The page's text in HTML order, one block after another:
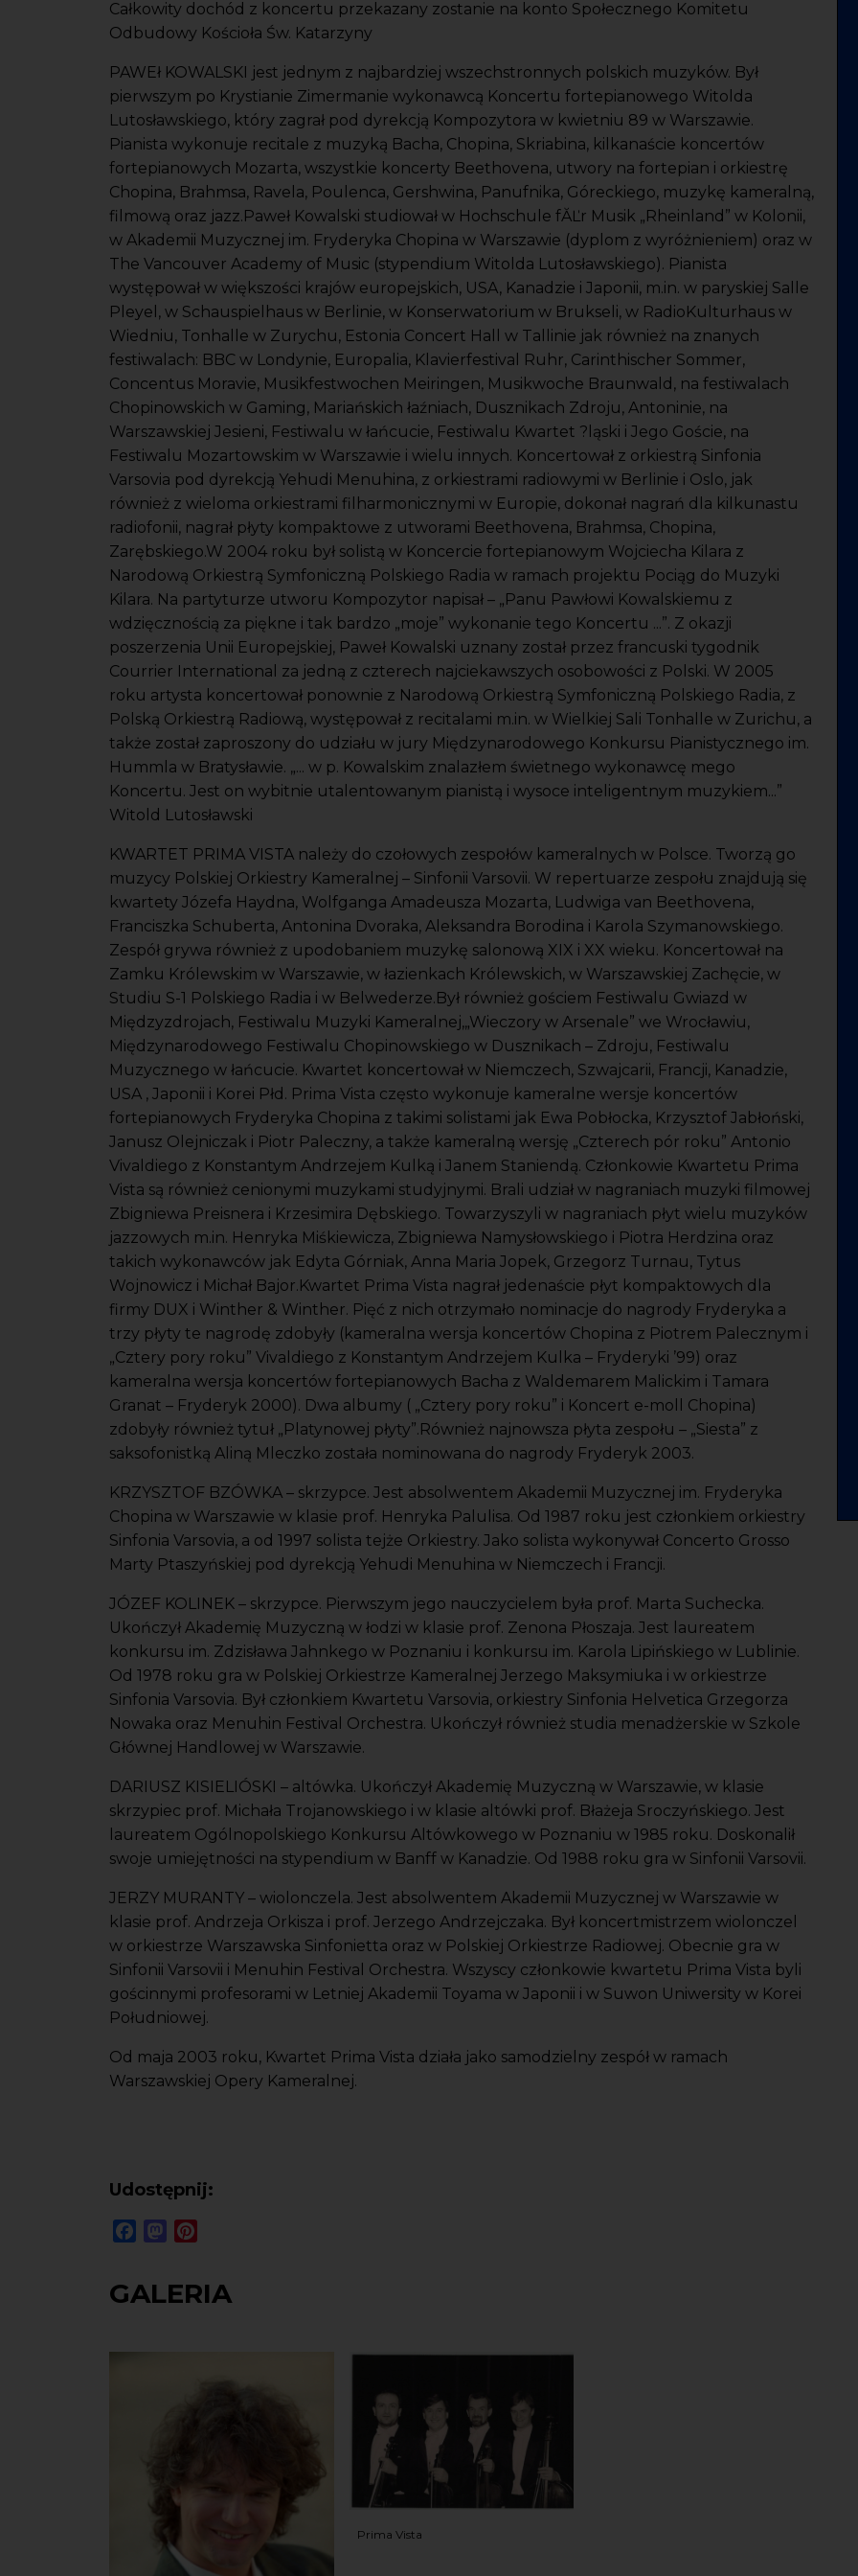
Całkowity dochód z koncertu przekazany zostanie na konto Społecznego Komitetu
Odbudowy Kościoła Św. Katarzyny
PAWEł KOWALSKI jest jednym z najbardziej wszechstronnych polskich muzyków. Był
pierwszym po Krystianie Zimermanie wykonawcą Koncertu fortepianowego Witolda
Lutosławskiego, który zagrał pod dyrekcją Kompozytora w kwietniu 89 w Warszawie.
Pianista wykonuje recitale z muzyką Bacha, Chopina, Skriabina, kilkanaście koncertów
fortepianowych Mozarta, wszystkie koncerty Beethovena, utwory na fortepian i orkiestrę
Chopina, Brahmsa, Ravela, Poulenca, Gershwina, Panufnika, Góreckiego, muzykę kameralną,
filmową oraz jazz.Paweł Kowalski studiował w Hochschule fĂĽr Musik „Rheinland” w Kolonii,
w Akademii Muzycznej im. Fryderyka Chopina w Warszawie (dyplom z wyróżnieniem) oraz w
The Vancouver Academy of Music (stypendium Witolda Lutosławskiego). Pianista
występował w większości krajów europejskich, USA, Kanadzie i Japonii, m.in. w paryskiej Salle
Pleyel, w Schauspielhaus w Berlinie, w Konserwatorium w Brukseli, w RadioKulturhaus w
Wiedniu, Tonhalle w Zurychu, Estonia Concert Hall w Tallinie jak również na znanych
festiwalach: BBC w Londynie, Europalia, Klavierfestival Ruhr, Carinthischer Sommer,
Concentus Moravie, Musikfestwochen Meiringen, Musikwoche Braunwald, na festiwalach
Chopinowskich w Gaming, Mariańskich łaźniach, Dusznikach Zdroju, Antoninie, na
Warszawskiej Jesieni, Festiwalu w łańcucie, Festiwalu Kwartet ?ląski i Jego Goście, na
Festiwalu Mozartowskim w Warszawie i wielu innych. Koncertował z orkiestrą Sinfonia
Varsovia pod dyrekcją Yehudi Menuhina, z orkiestrami radiowymi w Berlinie i Oslo, jak
również z wieloma orkiestrami filharmonicznymi w Europie, dokonał nagrań dla kilkunastu
radiofonii, nagrał płyty kompaktowe z utworami Beethovena, Brahmsa, Chopina,
Zarębskiego.W 2004 roku był solistą w Koncercie fortepianowym Wojciecha Kilara z
Narodową Orkiestrą Symfoniczną Polskiego Radia w ramach projektu Pociąg do Muzyki
Kilara. Na partyturze utworu Kompozytor napisał – „Panu Pawłowi Kowalskiemu z
wdzięcznością za piękne i tak bardzo „moje” wykonanie tego Koncertu ...”. Z okazji
poszerzenia Unii Europejskiej, Paweł Kowalski uznany został przez francuski tygodnik
Courrier International za jedną z czterech najciekawszych osobowości z Polski. W 2005
roku artysta koncertował ponownie z Narodową Orkiestrą Symfoniczną Polskiego Radia, z
Polską Orkiestrą Radiową, występował z recitalami m.in. w Wielkiej Sali Tonhalle w Zurichu, a
także został zaproszony do udziału w jury Międzynarodowego Konkursu Pianistycznego im.
Hummla w Bratysławie. „... w p. Kowalskim znalazłem świetnego wykonawcę mego
Koncertu. Jest on wybitnie utalentowanym pianistą i wysoce inteligentnym muzykiem...”
Witold Lutosławski
KWARTET PRIMA VISTA należy do czołowych zespołów kameralnych w Polsce. Tworzą go
muzycy Polskiej Orkiestry Kameralnej – Sinfonii Varsovii. W repertuarze zespołu znajdują się
kwartety Józefa Haydna, Wolfganga Amadeusza Mozarta, Ludwiga van Beethovena,
Franciszka Schuberta, Antonina Dvoraka, Aleksandra Borodina i Karola Szymanowskiego.
Zespół grywa również z upodobaniem muzykę salonową XIX i XX wieku. Koncertował na
Zamku Królewskim w Warszawie, w łazienkach Królewskich, w Warszawskiej Zachęcie, w
Studiu S-1 Polskiego Radia i w Belwederze.Był również gościem Festiwalu Gwiazd w
Międzyzdrojach, Festiwalu Muzyki Kameralnej,„Wieczory w Arsenale” we Wrocławiu,
Międzynarodowego Festiwalu Chopinowskiego w Dusznikach – Zdroju, Festiwalu
Muzycznego w łańcucie. Kwartet koncertował w Niemczech, Szwajcarii, Francji, Kanadzie,
USA , Japonii i Korei Płd. Prima Vista często wykonuje kameralne wersje koncertów
fortepianowych Fryderyka Chopina z takimi solistami jak Ewa Pobłocka, Krzysztof Jabłoński,
Janusz Olejniczak i Piotr Paleczny, a także kameralną wersję „Czterech pór roku” Antonio
Vivaldiego z Konstantym Andrzejem Kulką i Janem Staniendą. Członkowie Kwartetu Prima
Vista są również cenionymi muzykami studyjnymi. Brali udział w nagraniach muzyki filmowej
Zbigniewa Preisnera i Krzesimira Dębskiego. Towarzyszyli w nagraniach płyt wielu muzyków
jazzowych m.in. Henryka Miśkiewicza, Zbigniewa Namysłowskiego i Piotra Herdzina oraz
takich wykonawców jak Edyta Górniak, Anna Maria Jopek, Grzegorz Turnau, Tytus
Wojnowicz i Michał Bajor.Kwartet Prima Vista nagrał jedenaście płyt kompaktowych dla
firmy DUX i Winther & Winther. Pięć z nich otrzymało nominacje do nagrody Fryderyka a
trzy płyty te nagrodę zdobyły (kameralna wersja koncertów Chopina z Piotrem Palecznym i
„Cztery pory roku” Vivaldiego z Konstantym Andrzejem Kulka – Fryderyki ’99) oraz
kameralna wersja koncertów fortepianowych Bacha z Waldemarem Malickim i Tamara
Granat – Fryderyk 2000). Dwa albumy ( „Cztery pory roku” i Koncert e-moll Chopina)
zdobyły również tytuł „Platynowej płyty”.Również najnowsza płyta zespołu – „Siesta” z
saksofonistką Aliną Mleczko została nominowana do nagrody Fryderyk 2003.
KRZYSZTOF BZÓWKA – skrzypce. Jest absolwentem Akademii Muzycznej im. Fryderyka
Chopina w Warszawie w klasie prof. Henryka Palulisa. Od 1987 roku jest członkiem orkiestry
Sinfonia Varsovia, a od 1997 solista tejże Orkiestry. Jako solista wykonywał Concerto Grosso
Marty Ptaszyńskiej pod dyrekcją Yehudi Menuhina w Niemczech i Francji.
JÓZEF KOLINEK – skrzypce. Pierwszym jego nauczycielem była prof. Marta Suchecka.
Ukończył Akademię Muzyczną w łodzi w klasie prof. Zenona Płoszaja. Jest laureatem
konkursu im. Zdzisława Jahnkego w Poznaniu i konkursu im. Karola Lipińskiego w Lublinie.
Od 1978 roku gra w Polskiej Orkiestrze Kameralnej Jerzego Maksymiuka i w orkiestrze
Sinfonia Varsovia. Był członkiem Kwartetu Varsovia, orkiestry Sinfonia Helvetica Grzegorza
Nowaka oraz Menuhin Festival Orchestra. Ukończył również studia menadżerskie w Szkole
Głównej Handlowej w Warszawie.
DARIUSZ KISIELIÓSKI – altówka. Ukończył Akademię Muzyczną w Warszawie, w klasie
skrzypiec prof. Michała Trojanowskiego i w klasie altówki prof. Błażeja Sroczyńskiego. Jest
laureatem Ogólnopolskiego Konkursu Altówkowego w Poznaniu w 1985 roku. Doskonalił
swoje umiejętności na stypendium w Banff w Kanadzie. Od 1988 roku gra w Sinfonii Varsovii.
JERZY MURANTY – wiolonczela. Jest absolwentem Akademii Muzycznej w Warszawie w
klasie prof. Andrzeja Orkisza i prof. Jerzego Andrzejczaka. Był koncertmistrzem wiolonczel
w orkiestrze Warszawska Sinfonietta oraz w Polskiej Orkiestrze Radiowej. Obecnie gra w
Sinfonii Varsovii i Menuhin Festival Orchestra. Wszyscy członkowie kwartetu Prima Vista byli
gościnnymi profesorami w Letniej Akademii Toyama w Japonii i w Suwon Uniwersity w Korei
Południowej.
Od maja 2003 roku, Kwartet Prima Vista działa jako samodzielny zespół w ramach
Warszawskiej Opery Kameralnej.
Udostępnij:
FacebookMastodon
GALERIA
Prima Vista